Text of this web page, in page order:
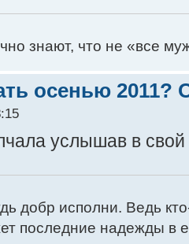
знают, что не «все
осенью 2011?
услышав в свой
добр исполни. Ведь
последние надежды в